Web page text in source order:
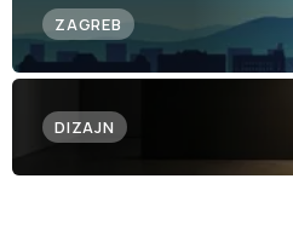
ZAGREB
DIZAJN